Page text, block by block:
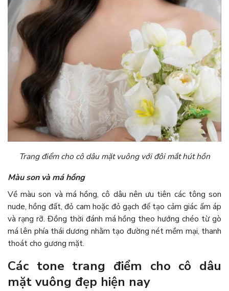
Trang điểm cho cô dâu mặt vuông với đôi mắt hút hồn
Màu son và má hồng
Về màu son và má hồng, cô dâu nên ưu tiên các tông son
nude, hồng đất, đỏ cam hoặc đỏ gạch để tạo cảm giác ấm áp
và rạng rỡ. Đồng thời đánh má hồng theo hướng chéo từ gò
má lên phía thái dương nhằm tạo đường nét mềm mại, thanh
thoát cho gương mặt.
Các tone trang điểm cho cô dâu
mặt vuông đẹp hiện nay